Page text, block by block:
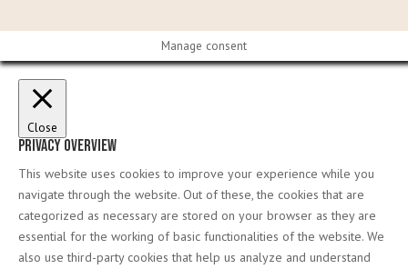
Manage consent
Close
Privacy Overview
This website uses cookies to improve your experience while you
navigate through the website. Out of these, the cookies that are
categorized as necessary are stored on your browser as they are
essential for the working of basic functionalities of the website. We
also use third-party cookies that help us analyze and understand